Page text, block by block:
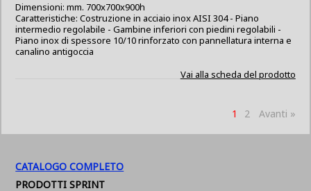
Dimensioni: mm. 700x700x900h
Caratteristiche: Costruzione in acciaio inox AISI 304 - Piano
intermedio regolabile - Gambine inferiori con piedini regolabili -
Piano inox di spessore 10/10 rinforzato con pannellatura interna e
canalino antigoccia
Vai alla scheda del prodotto
1 2 Avanti »
CATALOGO COMPLETO
PRODOTTI SPRINT